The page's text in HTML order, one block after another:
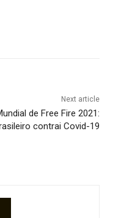
Next article
de Free Fire 2021:
contrai Covid-19